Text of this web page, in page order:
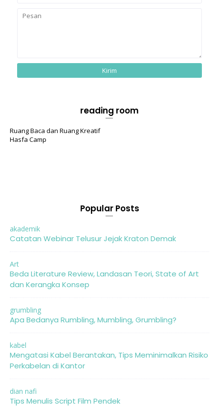
reading room
Ruang Baca dan Ruang Kreatif
Hasfa Camp
Popular Posts
akademik
Catatan Webinar Telusur Jejak Kraton Demak
Art
Beda Literature Review, Landasan Teori, State of Art
dan Kerangka Konsep
grumbling
Apa Bedanya Rumbling, Mumbling, Grumbling?
kabel
Mengatasi Kabel Berantakan, Tips Meminimalkan Risiko
Perkabelan di Kantor
dian nafi
Tips Menulis Script Film Pendek